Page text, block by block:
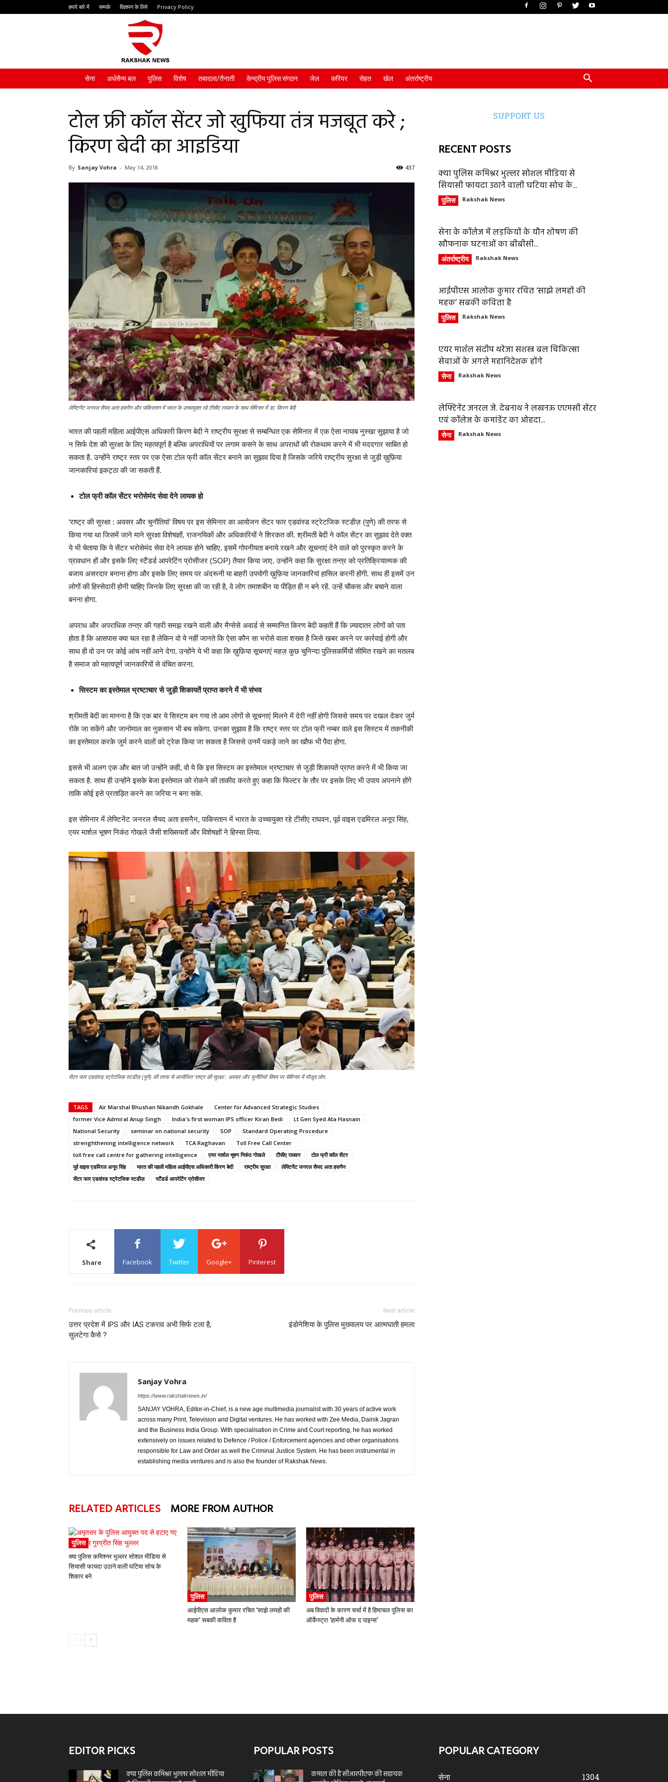
हमारे बारे में सम्पर्क विज्ञापन के लिये Privacy Policy
सेना अर्धसैन्य बल पुलिस विशेष तबादला/तैनाती केन्द्रीय पुलिस संगठन जेल करियर सेहत खेल अंतर्राष्ट्रीय
टोल फ्री कॉल सेंटर जो खुफिया तंत्र मजबूत करे ;
किरण बेदी का आइडिया
By Sanjay Vohra - May 14, 2018 437
लेफ्टिनेंट जनरल सैयद अता हसनैन और पाकिस्तान में भारत के उच्चायुक्त रहे टीसीए राघवन के साथ सेमिनार में डा. किरण बेदी
भारत की पहली महिला आईपीएस अधिकारी किरण बेदी ने राष्ट्रीय सुरक्षा से सम्बन्धित एक सेमिनार में एक ऐसा नायाब नुस्खा सुझाया है जो
न सिर्फ देश की सुरक्षा के लिए महत्वपूर्ण है बल्कि अपराधियों पर लगाम कसने के साथ अपराधों की रोकथाम करने में भी मददगार साबित हो
सकता है. उन्होंने राष्ट्र स्तर पर एक ऐसा टोल फ्री कॉल सेंटर बनाने का सुझाव दिया है जिसके जरिये राष्ट्रीय सुरक्षा से जुड़ी ख़ुफ़िया
जानकारियां इकट्ठा की जा सकती हैं.
टोल फ्री कॉल सेंटर भरोसेमंद सेवा देने लायक हो
‘राष्ट्र की सुरक्षा : अवसर और चुनौतियां’ विषय पर इस सेमिनार का आयोजन सेंटर फार एडवांस्ड स्ट्रेटजिक स्टडीज़ (पुणे) की तरफ से
किया गया था जिसमें जाने माने सुरक्षा विशेषज्ञों, राजनयिकों और अधिकारियों ने शिरकत की. श्रीमती बेदी ने कॉल सेंटर का सुझाव देते वक्त
ये भी चेताया कि ये सेंटर भरोसेमंद सेवा देने लायक होने चाहिए. इसमें गोपनीयता बनाये रखने और सूचनाएं देने वाले को पुरस्कृत करने के
प्रावधान हों और इसके लिए स्टैंडर्ड आपरेटिंग प्रोसीजर (SOP) तैयार किया जाए. उन्होंने कहा कि सुरक्षा तन्त्र को प्रतिक्रियात्मक की
बजाय असरदार बनाना होगा और इसके लिए समय पर अंदरूनी या बाहरी उपयोगी ख़ुफ़िया जानकारियां हासिल करनी होंगी. साथ ही इसमें उन
लोगों की हिस्सेदारी होनी चाहिए जिनके लिए सुरक्षा की जा रही है, वे लोग तमाशबीन या पीड़ित ही न बने रहें. उन्हें चौकस और बचाने वाला
बनना होगा.
अपराध और अपराधिक तन्त्र की गहरी समझ रखने वाली और मैग्सेसे अवार्ड से सम्मानित किरण बेदी कहती हैं कि ज़्यादातर लोगों को पता
होता है कि आसपास क्या चल रहा है लेकिन वो ये नहीं जानते कि ऐसा कौन सा भरोसे वाला शख्स है जिसे खबर करने पर कार्रवाई होगी और
साथ ही वो उन पर कोई आंच नहीं आने देगा. उन्होंने ये भी कहा कि ख़ुफ़िया सूचनाएं महज़ कुछ चुनिन्दा पुलिसकर्मियों सीमित रखने का मतलब
है समाज को महत्वपूर्ण जानकारियों से वंचित करना.
सिस्टम का इस्तेमाल भ्रष्टाचार से जुड़ी शिकायतें प्राप्त करने में भी संभव
श्रीमती बेदी का मानना है कि एक बार ये सिस्टम बन गया तो आम लोगों से सूचनाएं मिलने में देरी नहीं होगी जिससे समय पर दखल देकर जुर्म
रोके जा सकेंगे और जानोमाल का नुकसान भी बच सकेगा. उनका सुझाव है कि राष्ट्र स्तर पर टोल फ्री नम्बर वाले इस सिस्टम में तकनीकी
का इस्तेमाल करके जुर्म करने वालों को ट्रेक किया जा सकता है जिससे उनमें पकड़े जाने का खौफ भी पैदा होगा.
इससे भी अलग एक और बात जो उन्होंने कही, वो ये कि इस सिस्टम का इस्तेमाल भ्रष्टाचार से जुड़ी शिकायतें प्राप्त करने में भी किया जा
सकता है. साथ ही उन्होंने इसके बेजा इस्तेमाल को रोकने की ताकीद करते हुए कहा कि फिल्टर के तौर पर इसके लिए भी उपाय अपनाने होंगे
ताकि कोई इसे प्रताड़ित करने का जरिया न बना सके.
इस सेमिनार में लेफ्टिनेंट जनरल सैयद अता हसनैन, पाकिस्तान में भारत के उच्चायुक्त रहे टीसीए राघवन, पूर्व वाइस एडमिरल अनूप सिंह,
एयर मार्शल भूषण निकंठ गोखले जैसी शख्सियतों और विशेषज्ञों ने हिस्सा लिया.
सेंटर फार एडवांस्ड स्ट्रेटजिक स्टडीज़ (पुणे) की तरफ से आयोजित ‘राष्ट्र की सुरक्षा : अवसर और चुनौतियां’ विषय पर सेमिनार में मौजूद लोग.
TAGS Air Marshal Bhushan Nikandh Gokhale
Center for Advanced Strategic Studies
former Vice Admiral Anup Singh
India's first woman IPS officer Kiran Bedi
Lt Gen Syed Ata Hasnain
National Security
seminar on national security SOP
Standard Operating Procedure
strenghthening intelligence network
TCA Raghavan
Toll Free Call Center
toll free call centre for gathering intelligence
एयर मार्शल भूषण निकंठ गोखले टीसीए राघवन
टोल फ्री कॉल सेंटर
पूर्व वाइस एडमिरल अनूप सिंह
भारत की पहली महिला आईपीएस अधिकारी किरण बेदी राष्ट्रीय सुरक्षा
लेफ्टिनेंट जनरल सैयद अता हसनैन
सेंटर फार एडवांस्ड स्ट्रेटजिक स्टडीज़
स्टैंडर्ड आपरेटिंग प्रोसीजर
Share Facebook Twitter Google+ Pinterest
Previous article
उत्तर प्रदेश में IPS और IAS टकराव अभी सिर्फ टला है,
सुलटेगा कैसे ?
Next article
इंडोनेशिया के पुलिस मुख्यालय पर आत्मघाती हमला
Sanjay Vohra
https://www.rakshaknews.in/
SANJAY VOHRA, Editor-in-Chief, is a new age multimedia journalist with 30 years of active work
across many Print, Television and Digital ventures. He has worked with Zee Media, Dainik Jagran
and the Business India Group. With specialisation in Crime and Court reporting, he has worked
extensively on issues related to Defence / Police / Enforcement agencies and other organisations
responsible for Law and Order as well the Criminal Justice System. He has been instrumental in
establishing media ventures and is also the founder of Rakshak News.
RELATED ARTICLES MORE FROM AUTHOR
पुलिस
क्या पुलिस कमिश्नर भुल्लर सोशल मीडिया से
सियासी फायदा उठाने वाली घटिया सोच के
शिकार बने
पुलिस
आईपीएस आलोक कुमार रचित ‘साझे लमहों की
महक’ सबकी कविता है
पुलिस
अब विवादों के कारण चर्चा में है हिमाचल पुलिस का
ऑर्केस्ट्रा ‘हार्मनी ऑफ द पाइन्स’
SUPPORT US
RECENT POSTS
क्या पुलिस कमिश्नर भुल्लर सोशल मीडिया से
सियासी फायदा उठाने वाली घटिया सोच के...
पुलिस Rakshak News
सेना के कॉलेज में लड़कियों के यौन शोषण की
खौफनाक घटनाओं का बीबीसी...
अंतर्राष्ट्रीय Rakshak News
आईपीएस आलोक कुमार रचित ‘साझे लमहों की
महक’ सबकी कविता है
पुलिस Rakshak News
एयर मार्शल संदीप थरेजा सशस्त्र बल चिकित्सा
सेवाओं के अगले महानिदेशक होंगे
सेना Rakshak News
लेफ्टिनेंट जनरल जे. देबनाथ ने लखनऊ एएमसी सेंटर
एवं कॉलेज के कमांडेंट का ओहदा...
सेना Rakshak News
EDITOR PICKS
क्या पुलिस कमिश्नर भुल्लर सोशल मीडिया
POPULAR POSTS
कमाल की है सीआरपीएफ की सहायक
POPULAR CATEGORY
सेना 1304